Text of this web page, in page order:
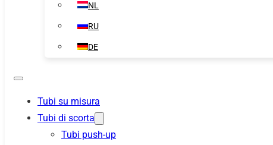
NL
RU
DE
Tubi su misura
Tubi di scorta
Tubi push-up